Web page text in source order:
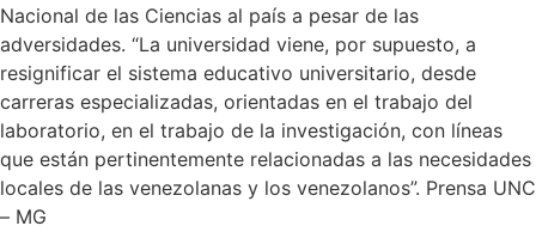
Nacional de las Ciencias al país a pesar de las
adversidades. “La universidad viene, por supuesto, a
resignificar el sistema educativo universitario, desde
carreras especializadas, orientadas en el trabajo del
laboratorio, en el trabajo de la investigación, con líneas
que están pertinentemente relacionadas a las necesidades
locales de las venezolanas y los venezolanos”. Prensa UNC
– MG